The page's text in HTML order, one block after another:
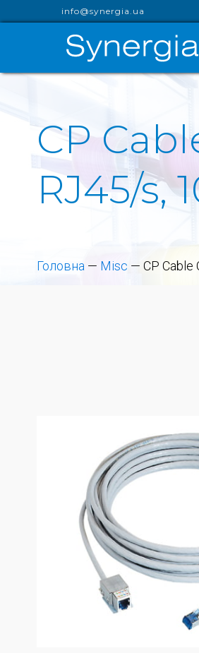
info@synergia.ua
CP
RJ45/s,
Головна — Misc — CP Cable